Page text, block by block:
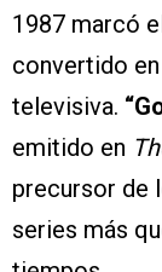
1987 marcó
convertido
televisiva.
emitido en
precursor de
series más